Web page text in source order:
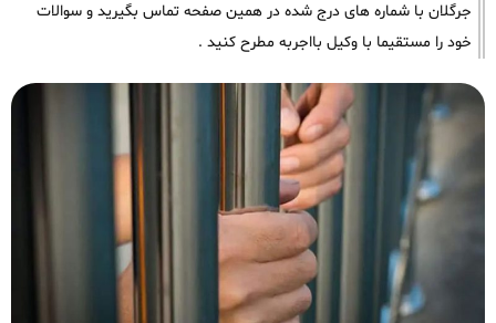
جرگلان با شماره های درج شده در همین صفحه تماس بگیرید و سوالات
خود را مستقیما با وکیل بااجربه مطرح کنید .